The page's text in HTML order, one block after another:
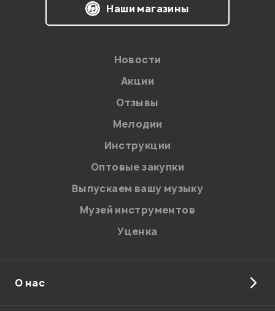
на обработку персональных данных в
Политикой в отношении обработки
персональных данных.
Введите проверочное число:
Отправить
Наши магазины
Новости
Акции
Отзывы
Мелодии
Инструкции
Оптовые закупки
Выпускаем вашу музыку
Музей инструментов
Уценка
О нас